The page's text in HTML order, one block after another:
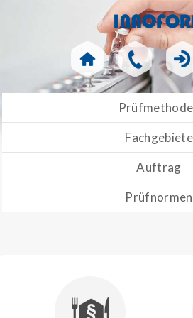
Fachgebiete
Auftrag
Prüfnormen